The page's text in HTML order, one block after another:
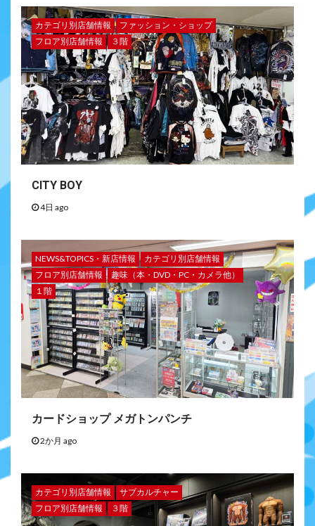
カテゴリ別店舗情報
ファッション・ショップ
フロア別店舗情報
３階
CITY BOY
4日 ago
NEWS&TOPICS・新店情報
カテゴリ別店舗情報
フロア別店舗情報
趣味（本・DVD・PC・カメラ他）
１階
カードショップ メガトンパンチ
2か月 ago
カテゴリ別店舗情報
サブカルチャー
フロア別店舗情報
３階